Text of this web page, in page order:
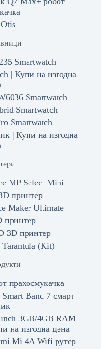
Smartwatch
| Купи на изгодна
Smartwatch
Smartwatch
Smartwatch
| Купи на изгодна
MP Select Mini
принтер
Maker Ultimate
принтер
3D принтер
(Kit)
прахосмукачка
Band 7 смарт
3GB/4GB RAM
на изгодна цена
Mi 4A Wifi рутер